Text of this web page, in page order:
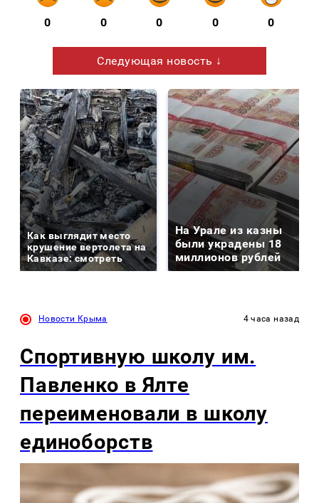
0 0 0 0 0
Следующая новость ↓
Как выглядит место
крушение вертолета на
Кавказе: смотреть
На Урале из казны
были украдены 18
миллионов рублей
Новости Крыма 4 часа назад
Спортивную школу им.
Павленко в Ялте
переименовали в школу
единоборств